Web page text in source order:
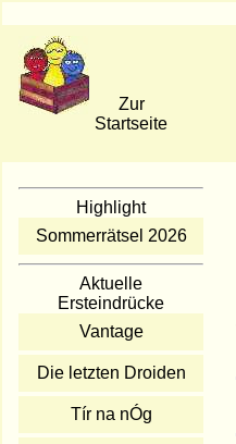
Zur
Startseite
Highlight
Sommerrätsel 2026
Aktuelle
Ersteindrücke
Vantage
Die letzten Droiden
Tír na nÓg